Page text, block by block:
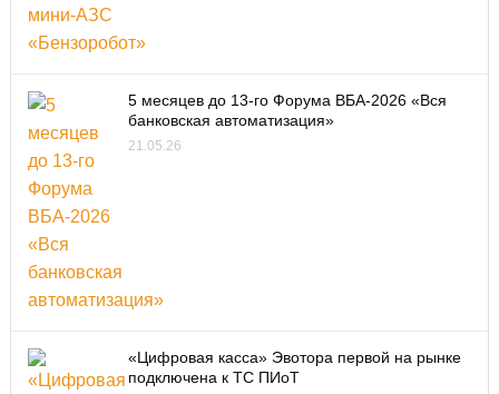
5 месяцев до 13-го Форума ВБА-2026 «Вся
банковская автоматизация»
21.05.26
«Цифровая касса» Эвотора первой на рынке
подключена к ТС ПИоТ